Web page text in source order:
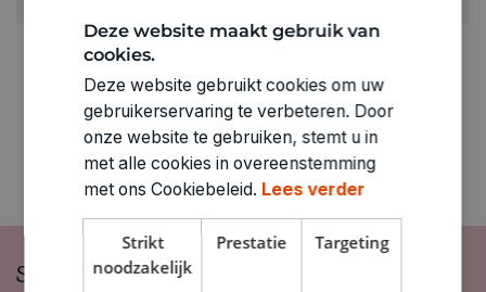
Schrijf je in op onze nieuwsbrief
Deze website maakt gebruik van
cookies.
Deze website gebruikt cookies om uw
gebruikerservaring te verbeteren. Door
onze website te gebruiken, stemt u in
met alle cookies in overeenstemming
met ons Cookiebeleid. Lees verder
Strikt
noodzakelijk
Prestatie Targeting